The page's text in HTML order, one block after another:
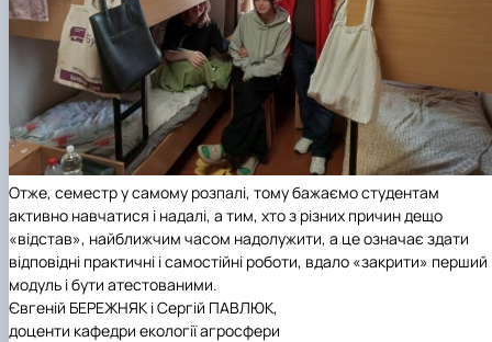
Отже, семестр у самому розпалі, тому бажаємо студентам
активно навчатися і надалі, а тим, хто з різних причин дещо
«відстав», найближчим часом надолужити, а це означає здати
відповідні практичні і самостійні роботи, вдало «закрити» перший
модуль і бути атестованими.
Євгеній БЕРЕЖНЯК і Сергій ПАВЛЮК,
доценти кафедри екології агросфери